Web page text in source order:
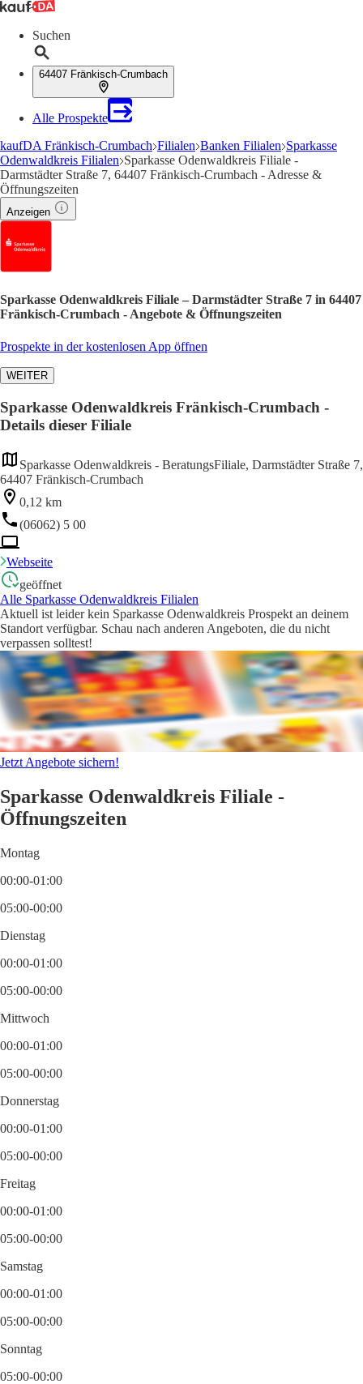
Suchen
64407 Fränkisch-Crumbach
Alle Prospekte
kaufDA Fränkisch-Crumbach Filialen Banken Filialen Sparkasse
Odenwaldkreis Filialen Sparkasse Odenwaldkreis Filiale -
Darmstädter Straße 7, 64407 Fränkisch-Crumbach - Adresse &
Öffnungszeiten
Anzeigen
Sparkasse Odenwaldkreis Filiale – Darmstädter Straße 7 in 64407
Fränkisch-Crumbach - Angebote & Öffnungszeiten
Prospekte in der kostenlosen App öffnen
WEITER
Sparkasse Odenwaldkreis Fränkisch-Crumbach -
Details dieser Filiale
Sparkasse Odenwaldkreis - BeratungsFiliale, Darmstädter Straße 7,
64407 Fränkisch-Crumbach
0,12 km
(06062) 5 00
Webseite
geöffnet
Alle Sparkasse Odenwaldkreis Filialen
Aktuell ist leider kein Sparkasse Odenwaldkreis Prospekt an deinem
Standort verfügbar. Schau nach anderen Angeboten, die du nicht
verpassen solltest!
Jetzt Angebote sichern!
Sparkasse Odenwaldkreis Filiale -
Öffnungszeiten
Montag
00:00-01:00
05:00-00:00
Dienstag
00:00-01:00
05:00-00:00
Mittwoch
00:00-01:00
05:00-00:00
Donnerstag
00:00-01:00
05:00-00:00
Freitag
00:00-01:00
05:00-00:00
Samstag
00:00-01:00
05:00-00:00
Sonntag
05:00-00:00